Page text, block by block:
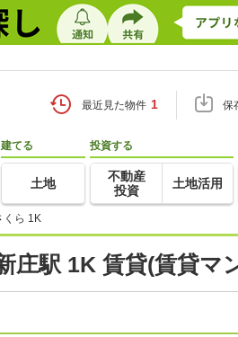
最近見た物件 1 保
建てる
土地
投資する
不動産
投資
土地活用
くら 1K
庄駅 1K 賃貸(賃貸マ